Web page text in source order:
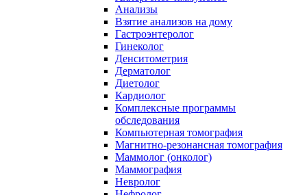
Анализы
Взятие анализов на дому
Гастроэнтеролог
Гинеколог
Денситометрия
Дерматолог
Диетолог
Кардиолог
Комплексные программы
обследования
Компьютерная томография
Магнитно-резонансная томография
Маммолог (онколог)
Маммография
Невролог